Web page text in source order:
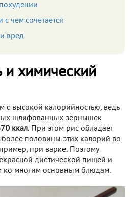
с чем сочетается
вред
и химический
с высокой калорийностью, ведь
шлифованных зёрнышек
ккал. При этом рис обладает
более половины этих калорий во
при варке. Поэтому
диетической пищей и
ко многим основным блюдам.